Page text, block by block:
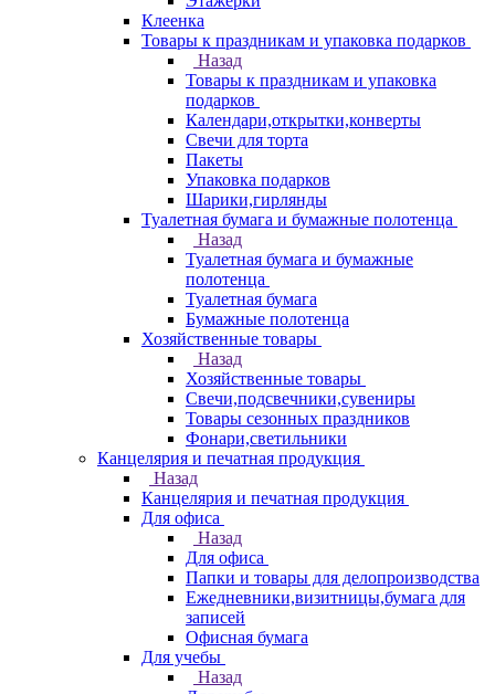
Клеенка
Товары к праздникам и упаковка подарков
Назад
Товары к праздникам и упаковка
подарков
Календари,открытки,конверты
Свечи для торта
Пакеты
Упаковка подарков
Шарики,гирлянды
Туалетная бумага и бумажные полотенца
Назад
Туалетная бумага и бумажные
полотенца
Туалетная бумага
Бумажные полотенца
Хозяйственные товары
Назад
Хозяйственные товары
Свечи,подсвечники,сувениры
Товары сезонных праздников
Фонари,светильники
Канцелярия и печатная продукция
Назад
Канцелярия и печатная продукция
Для офиса
Назад
Для офиса
Папки и товары для делопроизводства
Ежедневники,визитницы,бумага для
записей
Офисная бумага
Для учебы
Назад